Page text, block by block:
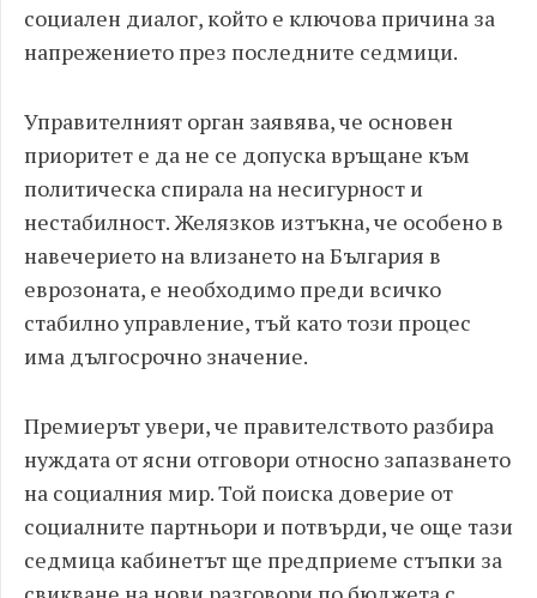
социален диалог, който е ключова причина за
напрежението през последните седмици.
Управителният орган заявява, че основен
приоритет е да не се допуска връщане към
политическа спирала на несигурност и
нестабилност. Желязков изтъкна, че особено в
навечерието на влизането на България в
еврозоната, е необходимо преди всичко
стабилно управление, тъй като този процес
има дългосрочно значение.
Премиерът увери, че правителството разбира
нуждата от ясни отговори относно запазването
на социалния мир. Той поиска доверие от
социалните партньори и потвърди, че още тази
седмица кабинетът ще предприеме стъпки за